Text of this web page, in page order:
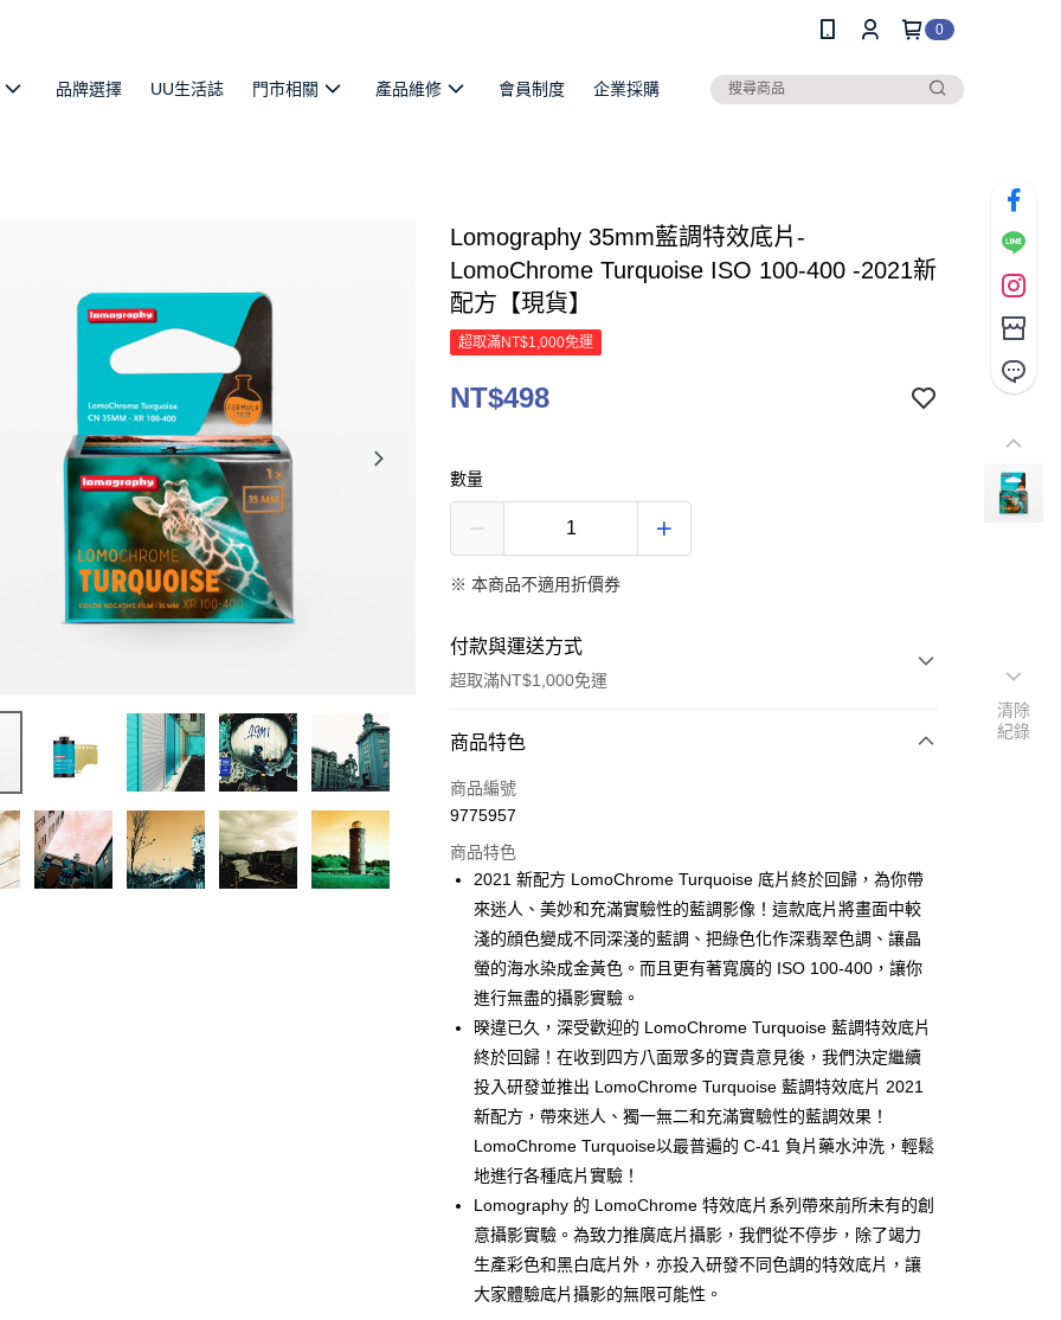
0
品牌選擇 UU生活誌 門市相關 產品維修 會員制度 企業採購
Lomography 35mm藍調特效底片-
LomoChrome Turquoise ISO 100-400 -2021新
配方【現貨】
超取滿NT$1,000免運
NT$498
數量
※ 本商品不適用折價券
付款與運送方式
超取滿NT$1,000免運
付款方式
信用卡一次付款
3 期 0 利率 每期 21家銀行
合作金庫商業銀行
第一商業銀行
華南商業銀行
彰化商業銀行
國泰世華商業銀行
兆豐國際商業銀行
臺灣中小企業銀行
匯豐（台灣）商業銀行
華泰商業銀行
聯邦商業銀行
遠東國際商業銀行
元大商業銀行
永豐商業銀行
台新國際商業銀行
中國信託商業銀行
台灣樂天信用卡公司
6 期 0 利率 每期NT$83 21家銀行
合作金庫商業銀行
第一商業銀行
華南商業銀行
彰化商業銀行
上海商業儲蓄銀行
臺灣中小企業銀行
台中商業銀行
匯豐（台灣）商業銀行
華泰商業銀行
聯邦商業銀行
遠東國際商業銀行
元大商業銀行
永豐商業銀行
玉山商業銀行
星展（台灣）商業銀行
台灣樂天信用卡公司
LINE Pay
Apple Pay
ATM付款
運送方式
付款後全家取貨
每筆NT$80，滿NT$1,000(含以上)免運費
付款後7-11取貨
每筆NT$80，滿NT$1,000(含以上)免運費
黑貓宅急便
商品特色
商品編號
9775957
商品特色
2021 新配方 LomoChrome Turquoise 底片終於回歸，為你帶
來迷人、美妙和充滿實驗性的藍調影像！這款底片將畫面中較
淺的顔色變成不同深淺的藍調、把綠色化作深翡翠色調、讓晶
螢的海水染成金黃色。而且更有著寬廣的 ISO 100-400，讓你
進行無盡的攝影實驗。
暌違已久，深受歡迎的 LomoChrome Turquoise 藍調特效底片
終於回歸！在收到四方八面眾多的寶貴意見後，我們決定繼續
投入研發並推出 LomoChrome Turquoise 藍調特效底片 2021
新配方，帶來迷人、獨一無二和充滿實驗性的藍調效果！
LomoChrome Turquoise以最普遍的 C-41 負片藥水沖洗，輕鬆
地進行各種底片實驗！
Lomography 的 LomoChrome 特效底片系列帶來前所未有的創
意攝影實驗。為致力推廣底片攝影，我們從不停步，除了竭力
生產彩色和黑白底片外，亦投入研發不同色調的特效底片，讓
大家體驗底片攝影的無限可能性。
清除
紀錄